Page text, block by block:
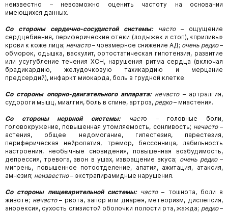
неизвестно – невозможно оценить частоту на основании
имеющихся данных.
Со стороны сердечно-сосудистой системы: часто –
ощущение
сердцебиения, периферические отеки (лодыжек и стоп), «приливы»
крови к коже лица; нечасто– чрезмерное снижение АД; очень редко–
обморок, одышка, васкулит, ортостатическая гипотензия, развитие
или усугубление течения ХСН, нарушения ритма сердца (включая
брадикардию, желудочковую тахикардию и мерцание
предсердий), инфаркт миокарда, боль в грудной клетке.
Со стороны опорно-двигательного аппарата: нечасто – артралгия,
судороги мышц, миалгия, боль в спине, артроз, редко– миастения.
Со стороны нервной системы: часто –
головные боли,
головокружение, повышенная утомляемость, сонливость; нечасто–
астения, общее недомогание, гипестезия, парестезия,
периферическая нейропатия, тремор, бессонница, лабильность
настроения, необычные сновидения, повышенная возбудимость,
депрессия, тревога, звон в ушах, извращение вкуса; очень редко–
мигрень, повышенное потоотделение, апатия, ажитация, атаксия,
амнезия; неизвестно– экстрапирамидные нарушения.
Со стороны пищеварительной системы: часто – тошнота, боли в
животе; нечасто – рвота, запор или диарея, метеоризм, диспепсия,
анорексия, сухость слизистой оболочки полости рта, жажда; редко–